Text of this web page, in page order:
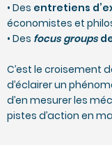
• Des entretiens
économistes et
• Des focus groups
C’est le croisement
d’éclairer un
d’en mesurer les
pistes d’action en